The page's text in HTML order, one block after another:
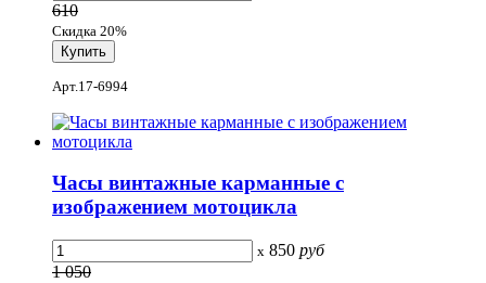
610
Скидка 20%
Арт.17-6994
Часы винтажные карманные с
изображением мотоцикла
x 850 руб
1 050